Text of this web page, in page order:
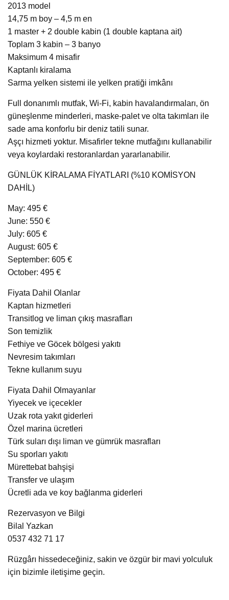
2013 model
14,75 m boy – 4,5 m en
1 master + 2 double kabin (1 double kaptana ait)
Toplam 3 kabin – 3 banyo
Maksimum 4 misafir
Kaptanlı kiralama
Sarma yelken sistemi ile yelken pratiği imkânı
Full donanımlı mutfak, Wi-Fi, kabin havalandırmaları, ön
güneşlenme minderleri, maske-palet ve olta takımları ile
sade ama konforlu bir deniz tatili sunar.
Aşçı hizmeti yoktur. Misafirler tekne mutfağını kullanabilir
veya koylardaki restoranlardan yararlanabilir.
GÜNLÜK KİRALAMA FİYATLARI (%10 KOMİSYON
DAHİL)
May: 495 €
June: 550 €
July: 605 €
August: 605 €
September: 605 €
October: 495 €
Fiyata Dahil Olanlar
Kaptan hizmetleri
Transitlog ve liman çıkış masrafları
Son temizlik
Fethiye ve Göcek bölgesi yakıtı
Nevresim takımları
Tekne kullanım suyu
Fiyata Dahil Olmayanlar
Yiyecek ve içecekler
Uzak rota yakıt giderleri
Özel marina ücretleri
Türk suları dışı liman ve gümrük masrafları
Su sporları yakıtı
Mürettebat bahşişi
Transfer ve ulaşım
Ücretli ada ve koy bağlanma giderleri
Rezervasyon ve Bilgi
Bilal Yazkan
0537 432 71 17
Rüzgârı hissedeceğiniz, sakin ve özgür bir mavi yolculuk
için bizimle iletişime geçin.